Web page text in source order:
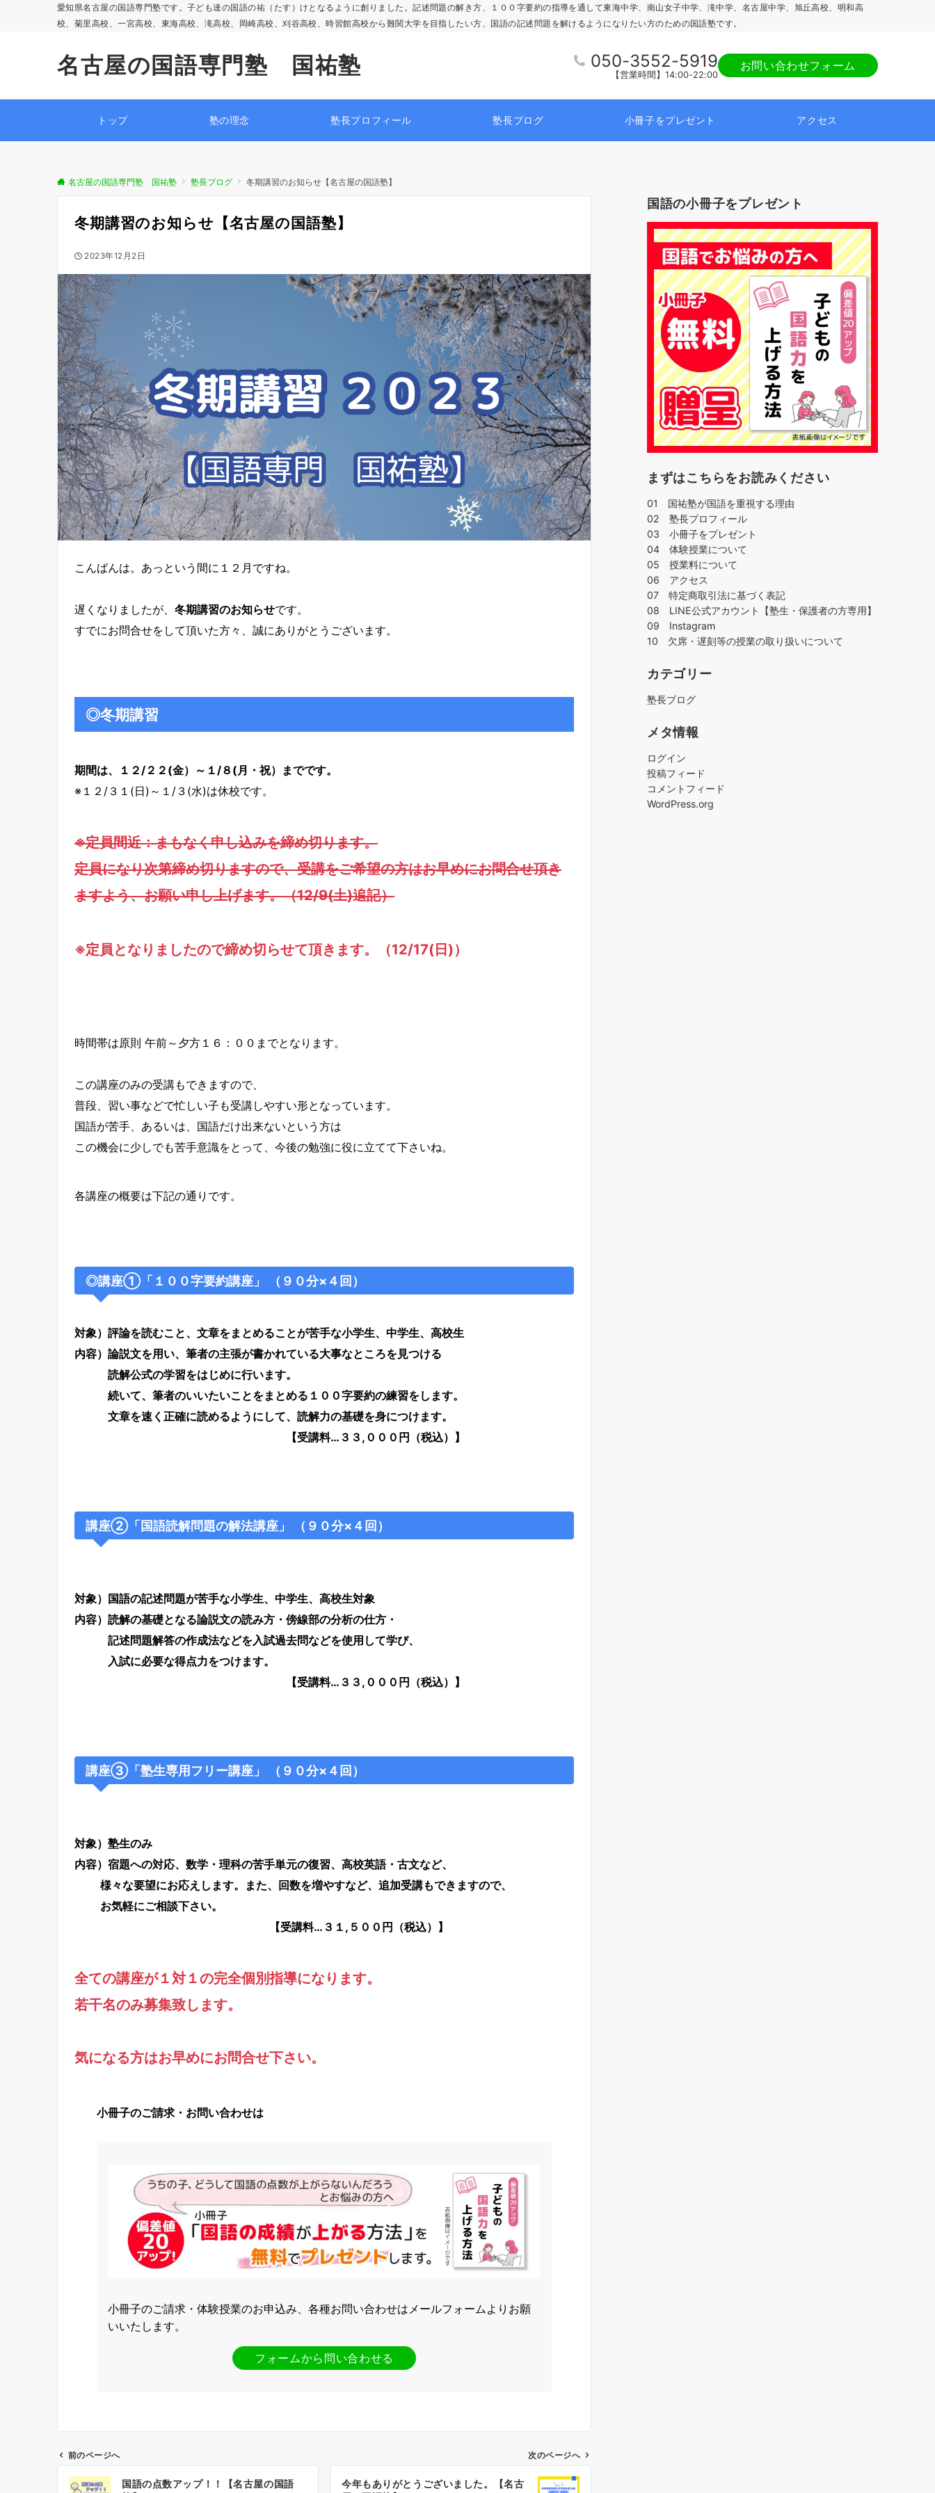
愛知県名古屋の国語専門塾です。子ども達の国語の祐（たす）けとなるように創りました。記述問題の解き方、１００字要約の指導を通して東海中学、南山女子中学、滝中学、名古屋中学、旭丘高校、明和高
校、菊里高校、一宮高校、東海高校、滝高校、岡崎高校、刈谷高校、時習館高校から難関大学を目指したい方、国語の記述問題を解けるようになりたい方のための国語塾です。
名古屋の国語専門塾 国祐塾 050-3552-5919
【営業時間】14:00-22:00
お問い合わせフォーム
トップ 塾の理念 塾長プロフィール 塾長ブログ 小冊子をプレゼント アクセス
名古屋の国語専門塾 国祐塾 塾長ブログ 冬期講習のお知らせ【名古屋の国語塾】
冬期講習のお知らせ【名古屋の国語塾】
2023年12月2日
こんばんは。あっという間に１２月ですね。
遅くなりましたが、 冬期講習のお知らせです。
すでにお問合せをして頂いた方々、誠にありがとうございます。
◎冬期講習
期間は、１２/２２(金）～１/８(月・祝）までです。
※１２/３１(日)～１/３(水)は休校です。
※定員間近：まもなく申し込みを締め切ります。
定員になり次第締め切りますので、受講をご希望の方はお早めにお問合せ頂き
ますよう、お願い申し上げます。（12/9(土)追記）
※定員となりましたので締め切らせて頂きます。（12/17(日)）
時間帯は原則 午前～夕方１６：００までとなります。
この講座のみの受講もできますので、
普段、習い事などで忙しい子も受講しやすい形となっています。
国語が苦手、あるいは、国語だけ出来ないという方は
この機会に少しでも苦手意識をとって、今後の勉強に役に立てて下さいね。
各講座の概要は下記の通りです。
◎講座①「１００字要約講座」 （９０分×４回）
対象）評論を読むこと、文章をまとめることが苦手な小学生、中学生、高校生
内容）論説文を用い、筆者の主張が書かれている大事なところを見つける
読解公式の学習をはじめに行います。
続いて、筆者のいいたいことをまとめる１００字要約の練習をします。
文章を速く正確に読めるようにして、読解力の基礎を身につけます。
【受講料…３３,０００円（税込）】
講座②「国語読解問題の解法講座」 （９０分×４回）
対象）国語の記述問題が苦手な小学生、中学生、高校生対象
内容）読解の基礎となる論説文の読み方・傍線部の分析の仕方・
記述問題解答の作成法などを入試過去問などを使用して学び、
入試に必要な得点力をつけます。
【受講料…３３,０００円（税込）】
講座③「塾生専用フリー講座」 （９０分×４回）
対象）塾生のみ
内容）宿題への対応、数学・理科の苦手単元の復習、高校英語・古文など、
様々な要望にお応えします。また、回数を増やすなど、追加受講もできますので、
お気軽にご相談下さい。
【受講料…３１,５００円（税込）】
全ての講座が１対１の完全個別指導になります。
若干名のみ募集致します。
気になる方はお早めにお問合せ下さい。
小冊子のご請求・お問い合わせは
小冊子のご請求・体験授業のお申込み、各種お問い合わせはメールフォームよりお願
いいたします。
フォームから問い合わせる
前のページへ
国語の点数アップ！！【名古屋の国語
次のページへ
今年もありがとうございました。【名古
国語の小冊子をプレゼント
まずはこちらをお読みください
01 国祐塾が国語を重視する理由
02 塾長プロフィール
03 小冊子をプレゼント
04 体験授業について
05 授業料について
06 アクセス
07 特定商取引法に基づく表記
08 LINE公式アカウント【塾生・保護者の方専用】
09 Instagram
10 欠席・遅刻等の授業の取り扱いについて
カテゴリー
塾長ブログ
メタ情報
ログイン
投稿フィード
コメントフィード
WordPress.org